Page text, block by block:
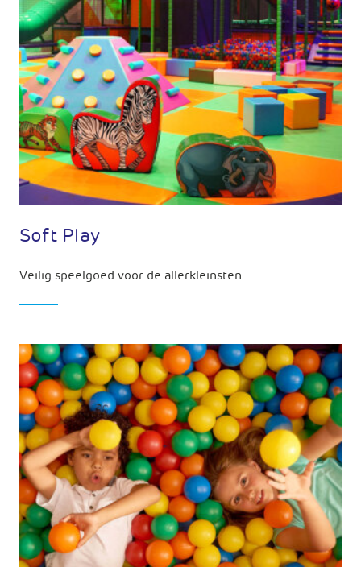
Soft Play
Veilig speelgoed voor de allerkleinsten